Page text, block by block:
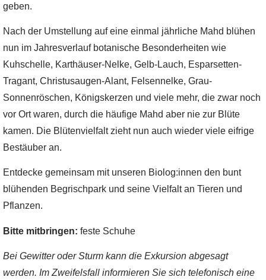
geben.
Nach der Umstellung auf eine einmal jährliche Mahd blühen
nun im Jahresverlauf botanische Besonderheiten wie
Kuhschelle, Karthäuser-Nelke, Gelb-Lauch, Esparsetten-
Tragant, Christusaugen-Alant, Felsennelke, Grau-
Sonnenröschen, Königskerzen und viele mehr, die zwar noch
vor Ort waren, durch die häufige Mahd aber nie zur Blüte
kamen. Die Blütenvielfalt zieht nun auch wieder viele eifrige
Bestäuber an.
Entdecke gemeinsam mit unseren Biolog:innen den bunt
blühenden Begrischpark und seine Vielfalt an Tieren und
Pflanzen.
Bitte mitbringen: feste Schuhe
Bei Gewitter oder Sturm kann die Exkursion abgesagt
werden. Im Zweifelsfall informieren Sie sich telefonisch eine